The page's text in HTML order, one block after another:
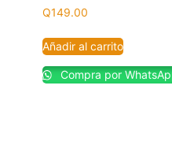
Q149.00
Añadir al carrito
Compra por